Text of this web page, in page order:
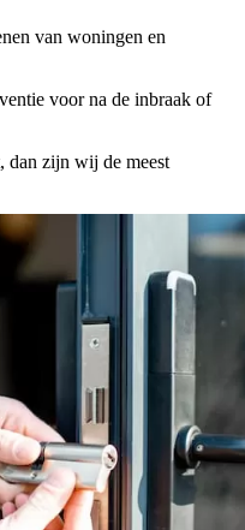
van woningen en
voor na de inbraak of
dan zijn wij de meest